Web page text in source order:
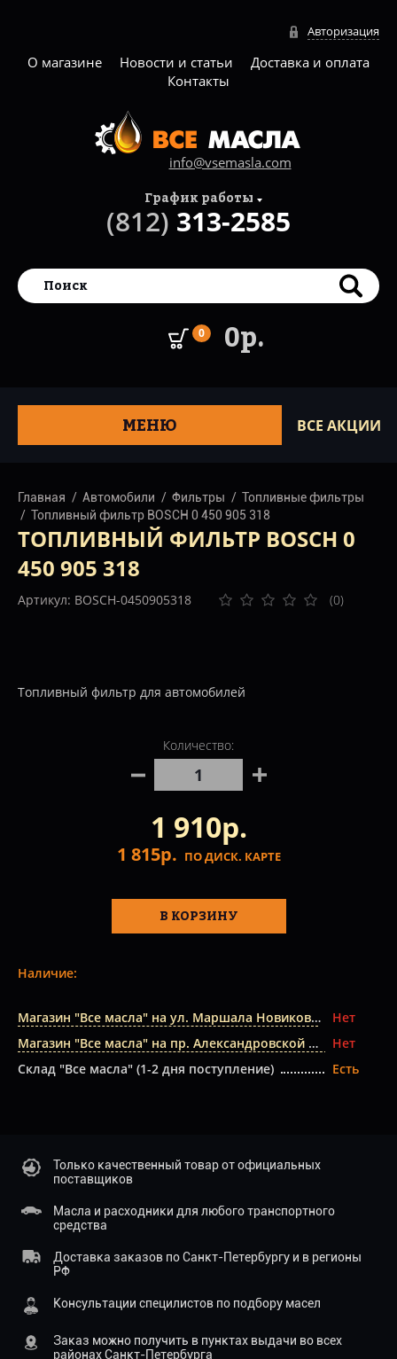
Авторизация
О магазине Новости и статьи
Доставка и оплата
Контакты
info@vsemasla.com
0 0р.
График работы
(812) 313-2585
МЕНЮ ВСЕ АКЦИИ
Главная Автомобили Фильтры
Топливные фильтры
Топливный фильтр BOSCH 0 450 905 318
ТОПЛИВНЫЙ ФИЛЬТР BOSCH 0
450 905 318
Артикул: BOSCH-0450905318 (0)
Топливный фильтр для автомобилей
Количество:
1 910р.
1 815р. ПО ДИСК. КАРТЕ
В КОРЗИНУ
Наличие:
Магазин "Все масла" на ул. Маршала Новикова
Нет
Магазин "Все масла" на пр. Александровской Фермы
Нет
Склад "Все масла" (1-2 дня поступление)
Есть
Только качественный товар от официальных
поставщиков
Масла и расходники для любого транспортного
средства
Доставка заказов по Санкт-Петербургу и в регионы
РФ
Консультации специлистов по подбору масел
Заказ можно получить в пунктах выдачи во всех
районах Санкт-Петербурга